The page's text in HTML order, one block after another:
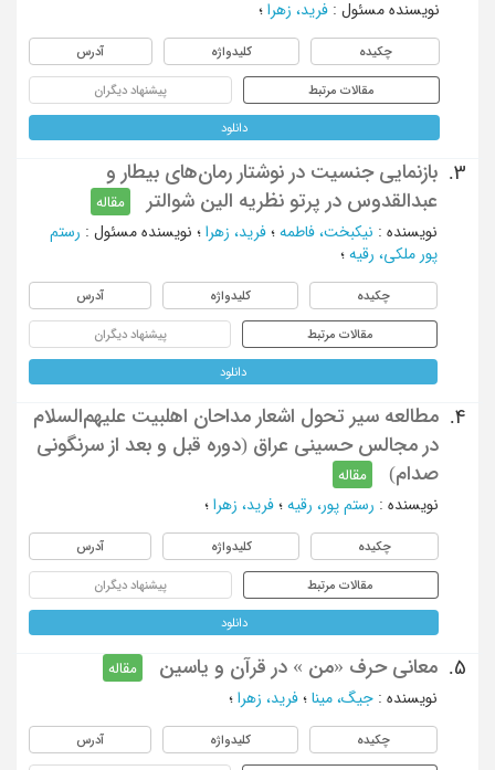
نویسنده مسئول : فرید، زهرا ؛
چکیده کلیدواژه آدرس
مقالات مرتبط پیشنهاد دیگران
دانلود
3.
بازنمایی جنسیت در نوشتار رمان‌های بیطار و
عبدالقدوس در پرتو نظریه الین شوالتر
مقاله
نویسنده : نیکبخت، فاطمه ؛ فرید، زهرا ؛ نویسنده مسئول : رستم
پور ملکی، رقیه ؛
چکیده کلیدواژه آدرس
مقالات مرتبط پیشنهاد دیگران
دانلود
4.
مطالعه سیر تحول اشعار مداحان اهلبیت علیهم‌السلام
در مجالس حسینی عراق (دوره قبل و بعد از سرنگونی
صدام)
مقاله
نویسنده : رستم پور، رقیه ؛ فرید، زهرا ؛
چکیده کلیدواژه آدرس
مقالات مرتبط پیشنهاد دیگران
دانلود
5. معانی حرف «من » در قرآن و یاسین
مقاله
نویسنده : جیگ، مینا ؛ فرید، زهرا ؛
چکیده کلیدواژه آدرس